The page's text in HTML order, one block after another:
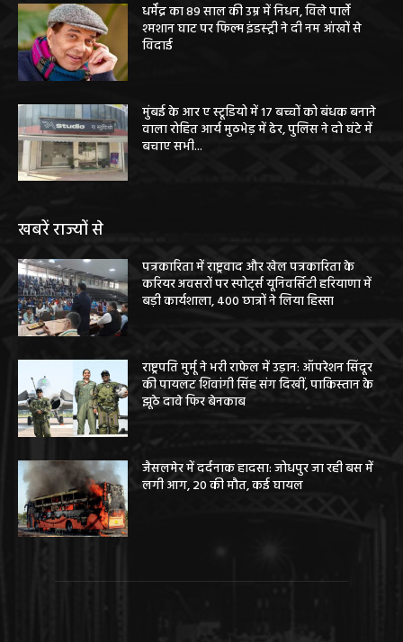
धर्मेंद्र का 89 साल की उम्र में निधन, विले पार्ले
श्मशान घाट पर फिल्म इंडस्ट्री ने दी नम आंखों से
विदाई
मुंबई के आर ए स्टूडियो में 17 बच्चों को बंधक बनाने
वाला रोहित आर्य मुठभेड़ में ढेर, पुलिस ने दो घंटे में
बचाए सभी...
खबरें राज्यों से
पत्रकारिता में राष्ट्रवाद और खेल पत्रकारिता के
करियर अवसरों पर स्पोर्ट्स यूनिवर्सिटी हरियाणा में
बड़ी कार्यशाला, 400 छात्रों ने लिया हिस्सा
राष्ट्रपति मुर्मू ने भरी राफेल में उड़ान: ऑपरेशन सिंदूर
की पायलट शिवांगी सिंह संग दिखीं, पाकिस्तान के
झूठे दावे फिर बेनकाब
जैसलमेर में दर्दनाक हादसा: जोधपुर जा रही बस में
लगी आग, 20 की मौत, कई घायल